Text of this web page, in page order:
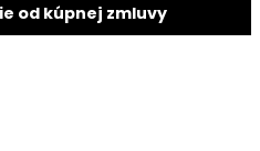
od kúpnej zmluvy